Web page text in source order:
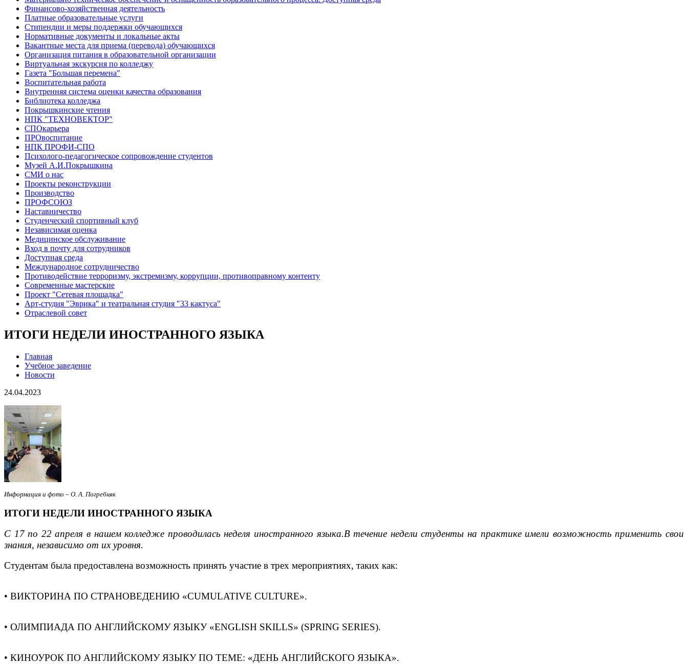
Финансово-хозяйственная деятельность
Платные образовательные услуги
Стипендии и меры поддержки обучающихся
Нормативные документы и локальные акты
Вакантные места для приема (перевода) обучающихся
Организация питания в образовательной организации
Виртуальная экскурсия по колледжу
Газета "Большая перемена"
Воспитательная работа
Внутренняя система оценки качества образования
Библиотека колледжа
Покрышкинские чтения
НПК "ТЕХНОВЕКТОР"
СПОкарьера
ПРОвоспитание
НПК ПРОФИ-СПО
Психолого-педагогическое сопровождение студентов
Музей А.И.Покрышкина
СМИ о нас
Проекты реконструкции
Производство
ПРОФСОЮЗ
Наставничество
Студенческий спортивный клуб
Независимая оценка
Медицинское обслуживание
Вход в почту для сотрудников
Доступная среда
Международное сотрудничество
Противодействие терроризму, экстремизму, коррупции, противоправному контенту
Современные мастерские
Проект "Сетевая площадка"
Арт-студия "Эврика" и театральная студия "33 кактуса"
Отраслевой совет
ИТОГИ НЕДЕЛИ ИНОСТРАННОГО ЯЗЫКА
Главная
Учебное заведение
Новости
24.04.2023
Информация и фото – О. А. Погребняк
ИТОГИ НЕДЕЛИ ИНОСТРАННОГО ЯЗЫКА
С 17 по 22 апреля в нашем колледже проводилась неделя иностранного языка.В течение недели студенты на практике имели возможность применить свои
знания, независимо от их уровня.
Студентам была предоставлена возможность принять участие в трех мероприятиях, таких как:
• ВИКТОРИНА ПО СТРАНОВЕДЕНИЮ «CUMULATIVE CULTURE».
• ОЛИМПИАДА ПО АНГЛИЙСКОМУ ЯЗЫКУ «ENGLISH SKILLS» (SPRING SERIES).
• КИНОУРОК ПО АНГЛИЙСКОМУ ЯЗЫКУ ПО ТЕМЕ: «ДЕНЬ АНГЛИЙСКОГО ЯЗЫКА».